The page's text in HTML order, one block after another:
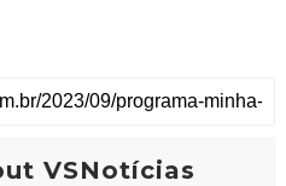
VSNotícias